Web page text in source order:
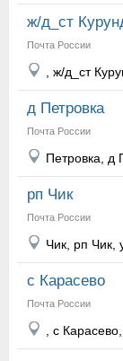
ж/д_ст
Почта России
, ж/д_ст
д Петровка
Почта России
Петровка, д
рп Чик
Почта России
Чик, рп Чик,
с Карасево
Почта России
, с